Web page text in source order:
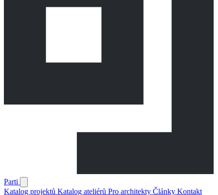
Parti
Katalog projektů Katalog ateliérů Pro architekty Články Kontakt